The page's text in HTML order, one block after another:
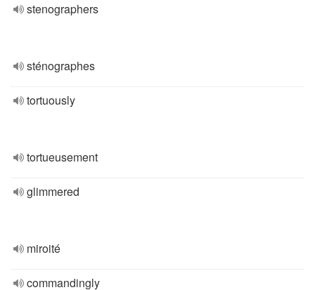
stenographers
sténographes
tortuously
tortueusement
glimmered
miroité
commandingly